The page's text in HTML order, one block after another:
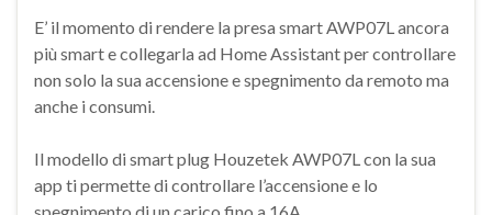
E’ il momento di rendere la presa smart AWP07L ancora
più smart e collegarla ad Home Assistant per controllare
non solo la sua accensione e spegnimento da remoto ma
anche i consumi.
Il modello di smart plug Houzetek AWP07L con la sua
app ti permette di controllare l’accensione e lo